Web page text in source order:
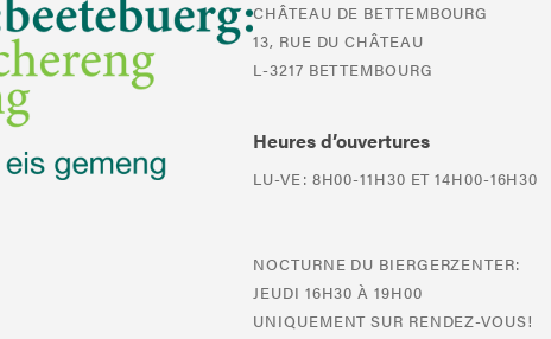
CHÂTEAU DE BETTEMBOURG
13, RUE DU CHÂTEAU
L-3217 BETTEMBOURG
Heures d’ouvertures
LU-VE: 8H00-11H30 ET 14H00-16H30
NOCTURNE DU BIERGERZENTER:
JEUDI 16H30 À 19H00
UNIQUEMENT SUR RENDEZ-VOUS!